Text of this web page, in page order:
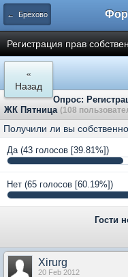
← Брёхово
Регистрация прав
«
Назад
Опрос:
ЖК Пятница (108
Получили ли вы
Да (43 голосов [39.81%])
Нет (65 голосов [60.19%])
Гости
Xirurg
20 Feb 2012